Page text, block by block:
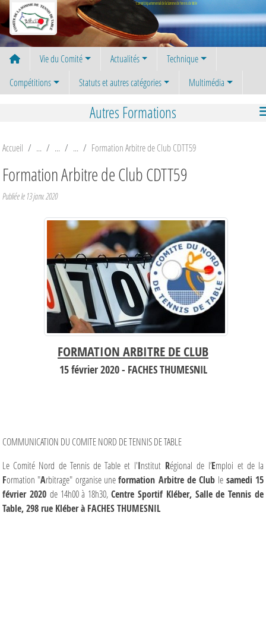
Comité Départemental de la Somme de Tennis de Table
Vie du Comité Actualités
Technique
Compétitions
Statuts et autres catégories Multimédia
Autres Formations
Accueil Formation Arbitre de Club CDTT59
Formation Arbitre de Club CDTT59
Publiée le 13 janv. 2020
FORMATION ARBITRE DE CLUB
15 février 2020 - FACHES THUMESNIL
COMMUNICATION DU COMITE NORD DE TENNIS DE TABLE
Le Comité Nord de Tennis de Table et l'InstitutRégional de l’Emploi et de la
Formation "Arbitrage" organise uneformation Arbitre de Club le samedi 15
février 2020 de 14h00 à 18h30,Centre Sportif Kléber, Salle de Tennis de
Table, 298 rue Kléber à FACHES THUMESNIL
Panneau de gestion des cookies